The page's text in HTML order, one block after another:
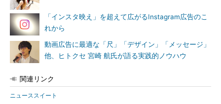
「インスタ映え」を超えて広がるInstagram広告のこ
れから
動画広告に最適な「尺」「デザイン」「メッセージ」
他、ヒトクセ 宮崎 航氏が語る実践的ノウハウ
関連リンク
ニューススイート